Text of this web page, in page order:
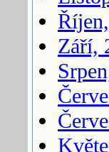
Září,